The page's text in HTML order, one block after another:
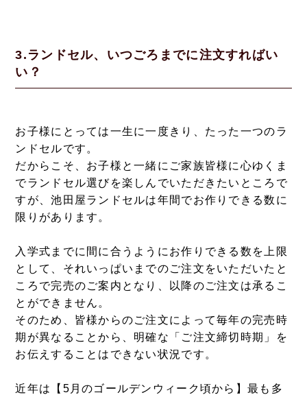
3.ランドセル、いつごろまでに注文すればい
い？
お子様にとっては一生に一度きり、たった一つのラ
ンドセルです。
だからこそ、お子様と一緒にご家族皆様に心ゆくま
でランドセル選びを楽しんでいただきたいところで
すが、池田屋ランドセルは年間でお作りできる数に
限りがあります。
入学式までに間に合うようにお作りできる数を上限
として、それいっぱいまでのご注文をいただいたと
ころで完売のご案内となり、以降のご注文は承るこ
とができません。
そのため、皆様からのご注文によって毎年の完売時
期が異なることから、明確な「ご注文締切時期」を
お伝えすることはできない状況です。
近年は【5月のゴールデンウィーク頃から】最も多